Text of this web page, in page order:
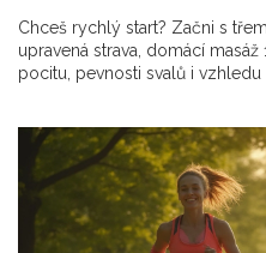
Chceš rychlý start? Začni s
upravená strava, domácí
pocitu, pevnosti svalů i vzhledu